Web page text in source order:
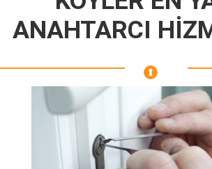
ANAHTARCI